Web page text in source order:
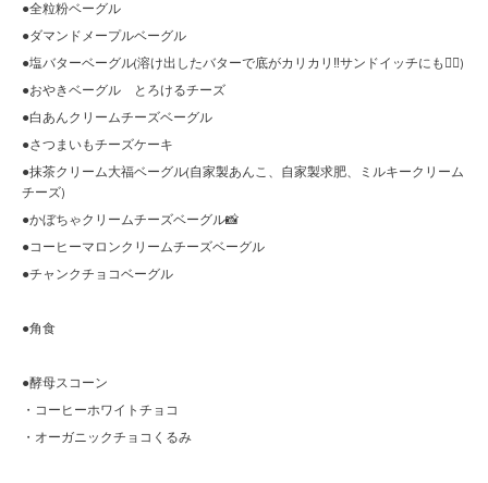
●全粒粉ベーグル
●ダマンドメープルベーグル
●塩バターベーグル(溶け出したバターで底がカリカリ‼︎サンドイッチにも🙆‍♀️)
●おやきベーグル とろけるチーズ
●白あんクリームチーズベーグル
●さつまいもチーズケーキ
●抹茶クリーム大福ベーグル(自家製あんこ、自家製求肥、ミルキークリーム
チーズ)
●かぼちゃクリームチーズベーグル📸
●コーヒーマロンクリームチーズベーグル
●チャンクチョコベーグル
●角食
●酵母スコーン
・コーヒーホワイトチョコ
・オーガニックチョコくるみ